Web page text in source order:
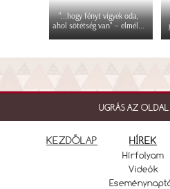
"...hogy fényt vigyek oda,
ahol sötétség van" – elmél...
UGRÁS AZ
KEZDŐLAP HÍREK
Hírfolyam
Videók